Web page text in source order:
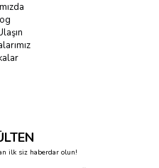
ilk siz haberdar olun!